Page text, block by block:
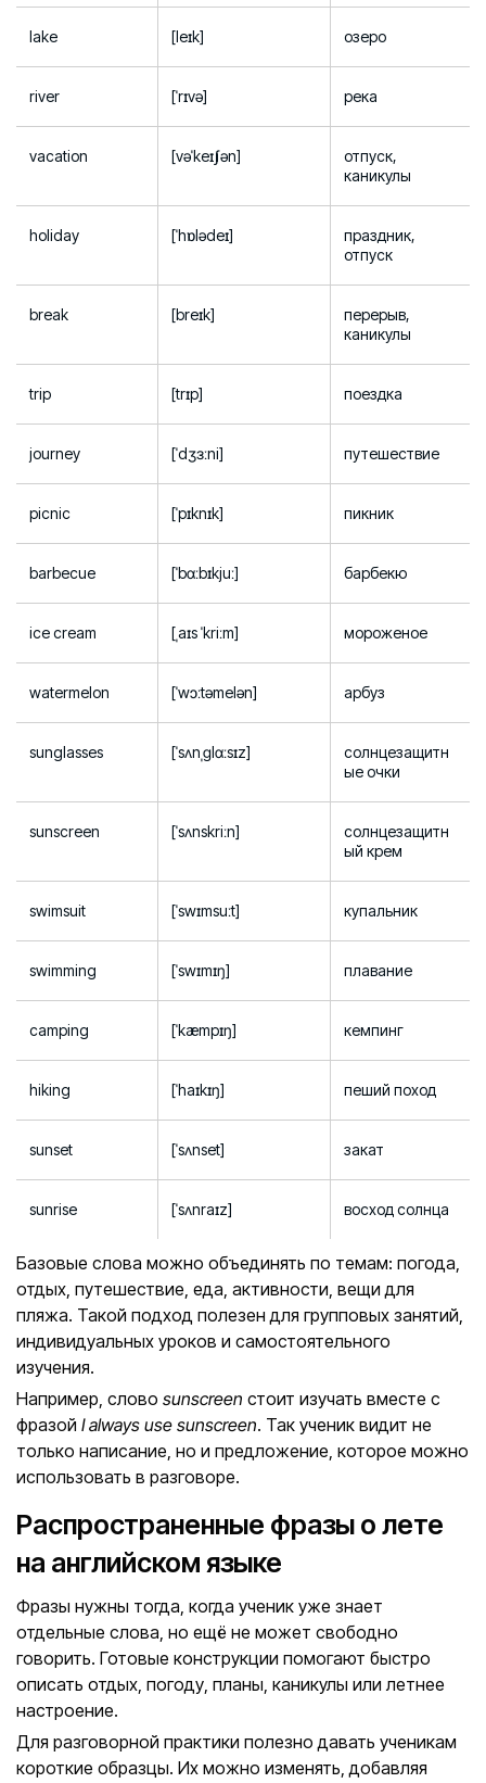
lake [leɪk] озеро
river [ˈrɪvə] река
vacation [vəˈkeɪʃən]
отпуск,
каникулы
holiday [ˈhɒlədeɪ]
праздник,
отпуск
break [breɪk]
перерыв,
каникулы
trip [trɪp] поездка
journey [ˈdʒɜːni] путешествие
picnic [ˈpɪknɪk] пикник
barbecue [ˈbɑːbɪkjuː] барбекю
ice cream [ˌaɪs ˈkriːm] мороженое
watermelon [ˈwɔːtəmelən] арбуз
sunglasses [ˈsʌnˌɡlɑːsɪz]
солнцезащитн
ые очки
sunscreen [ˈsʌnskriːn]
солнцезащитн
ый крем
swimsuit [ˈswɪmsuːt] купальник
swimming [ˈswɪmɪŋ] плавание
camping [ˈkæmpɪŋ] кемпинг
hiking [ˈhaɪkɪŋ] пеший поход
sunset [ˈsʌnset] закат
sunrise [ˈsʌnraɪz] восход солнца
Базовые слова можно объединять по темам: погода,
отдых, путешествие, еда, активности, вещи для
пляжа. Такой подход полезен для групповых занятий,
индивидуальных уроков и самостоятельного
изучения.
Например, слово sunscreen стоит изучать вместе с
фразой I always use sunscreen. Так ученик видит не
только написание, но и предложение, которое можно
использовать в разговоре.
Распространенные фразы о лете
на английском языке
Фразы нужны тогда, когда ученик уже знает
отдельные слова, но ещё не может свободно
говорить. Готовые конструкции помогают быстро
описать отдых, погоду, планы, каникулы или летнее
настроение.
Для разговорной практики полезно давать ученикам
короткие образцы. Их можно изменять, добавляя